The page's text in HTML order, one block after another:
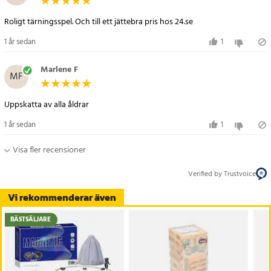
Vi rekommenderar även
BÄSTSÄLJARE
Roligt tärningsspel. Och till ett jättebra pris hos 24.se
1 år sedan 1
MF Marlene F
Uppskatta av alla åldrar
1 år sedan 1
Visa fler recensioner
Verified by Trustvoice